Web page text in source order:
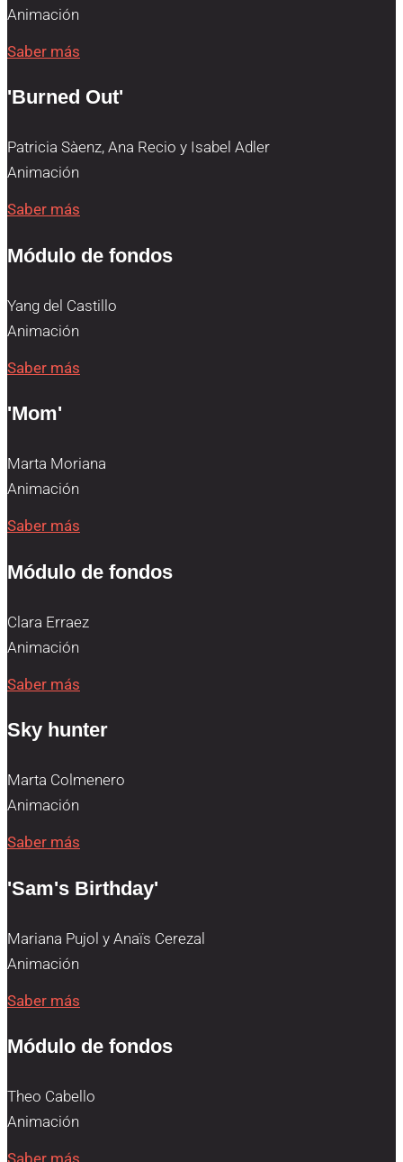
Animación
Saber más
'Burned Out'
Patricia Sàenz, Ana Recio y Isabel Adler
Animación
Saber más
Módulo de fondos
Yang del Castillo
Animación
Saber más
'Mom'
Marta Moriana
Animación
Saber más
Módulo de fondos
Clara Erraez
Animación
Saber más
Sky hunter
Marta Colmenero
Animación
Saber más
'Sam's Birthday'
Mariana Pujol y Anaïs Cerezal
Animación
Saber más
Módulo de fondos
Theo Cabello
Animación